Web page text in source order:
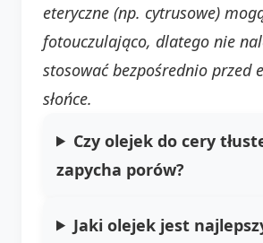
eteryczne (np. cytrusowe)
fotouczulająco, dlatego nie
stosować bezpośrednio przed
słońce.
Czy olejek do cery
zapycha porów?
Jaki olejek jest